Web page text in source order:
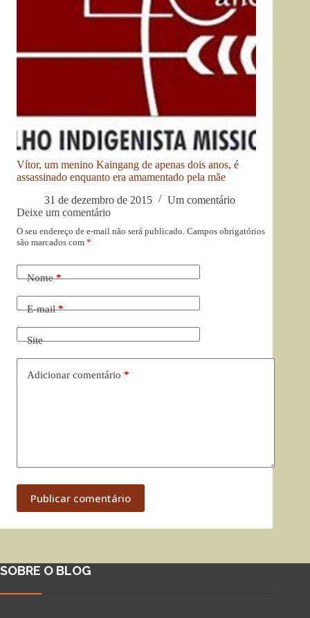
Vítor, um menino Kaingang de apenas dois anos, é
assassinado enquanto era amamentado pela mãe
31 de dezembro de 2015
Um comentário
Deixe um comentário
O seu endereço de e-mail não será publicado. Campos obrigatórios
são marcados com *
Nome*
E-mail*
Site
Adicionar comentário *
Publicar comentário
SOBRE O BLOG